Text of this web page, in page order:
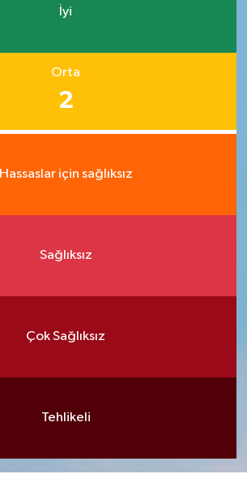
İyi
Orta
2
Hassaslar için sağlıksız
Sağlıksız
Çok Sağlıksız
Tehlikeli